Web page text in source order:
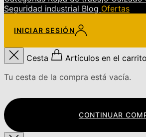
Seguridad industrial Blog Ofertas
INICIAR SESIÓN
Cesta
Artículos en el
Tu cesta de la compra está vacía.
CONTINUAR